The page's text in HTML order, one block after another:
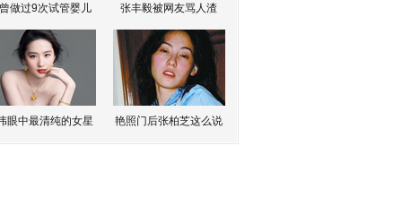
做过9次试管婴儿 张丰毅被网友骂人渣
眼中最清纯的女星 艳照门后张柏芝这么说